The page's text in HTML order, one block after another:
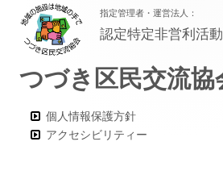
ッ
タ
ー・
ン
指定管理者・運営法人：
認定特定非営利活
つづき区民交流協
個人情報保護方針
アクセシビリティー